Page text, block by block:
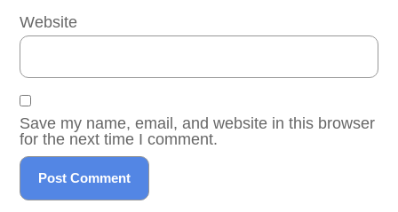
Website
Save my name, email, and website in this browser
for the next time I comment.